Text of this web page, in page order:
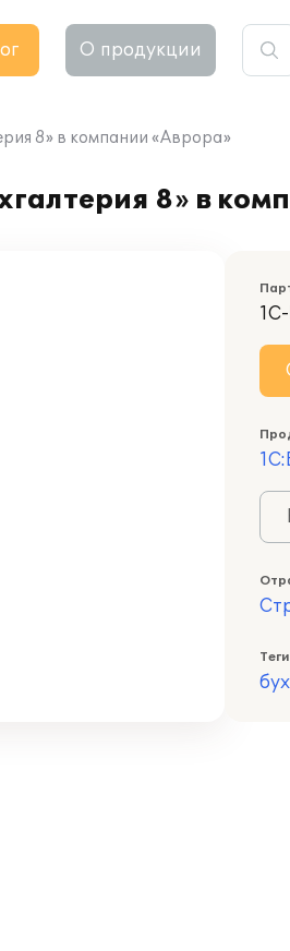
О продукции
8» в компании «Аврора»
8» в
Теги